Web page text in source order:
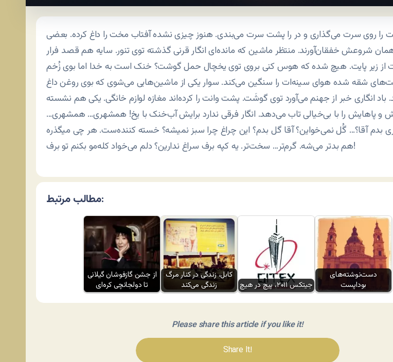
را روی سرت می‌گذاری و در را پشت سرت می‌بندی. هنوز چیزی نشده آفتاب مخت را داغ کرده. بعضی
همان شروعش خفقان‌آورند. منتظر ماشین که مانده‌ای انگار قرنی گذشته توی تنور. سایه هم قصد فرار
از زیر پایت. هیچ شده که هوس کنی بروی توی یخچال حمل گوشت؟ خنک است به خدا اما بوی زُخم
شقه شده هوای سینه‌ات را سنگین می‌کند. سوار یکی از ماشین‌هایی می‌شوی که بوی روغن داغ
انگاری خبر از جهنم می‌آورد توی گوشَت. پشت وانت را کرده‌اند مغازه لوازم خانگی. یکی هم نشسته
و پاهایش را با بی‌خیالی تاب می‌دهد. انگار فرقی ندارد برایش آب‌خنک با یخ! همشهری… همشهری…
بدم آقا؟… گُل نمی‌خواین؟ آقا گل بدم؟ این چراغ چرا سبز نمیشه؟ خسته کننده‌ست. هر چی میگذره
هم بدتر می‌شه. گرم‌تر… سخت‌تر. یه کپه برف سراغ ندارین؟ دلم می‌خواد کله‌مو بکنم تو برف!
مطالب مرتبط:
از جشن گازفوشان گیلانی
تا دولجانچی کره‌ای
کابل، زندگی در کنار مرگ
زندگی می‌کند
جیتکس ۲۰۱۱، پیچ در هیچ
دست‌نوشته‌های
بوداپست
Please share this article if you like it!
Share It!